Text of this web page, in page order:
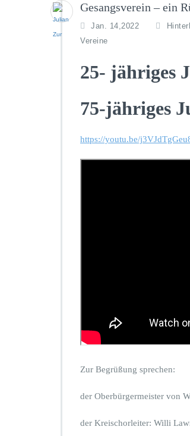
Gesangsverein – ein
Jan. 14,2022
Vereine
25- jähriges
75-jähriges
https://youtu.be/
Zur Begrüßung sprechen:
der Oberbürgermeister von
der Kreischorleiter: Willi